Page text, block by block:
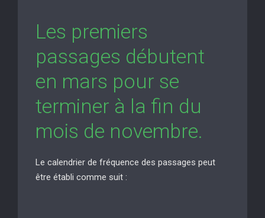
Les premiers
passages débutent
en mars pour se
terminer à la fin du
mois de novembre.
Le calendrier de fréquence des passages peut
être établi comme suit :